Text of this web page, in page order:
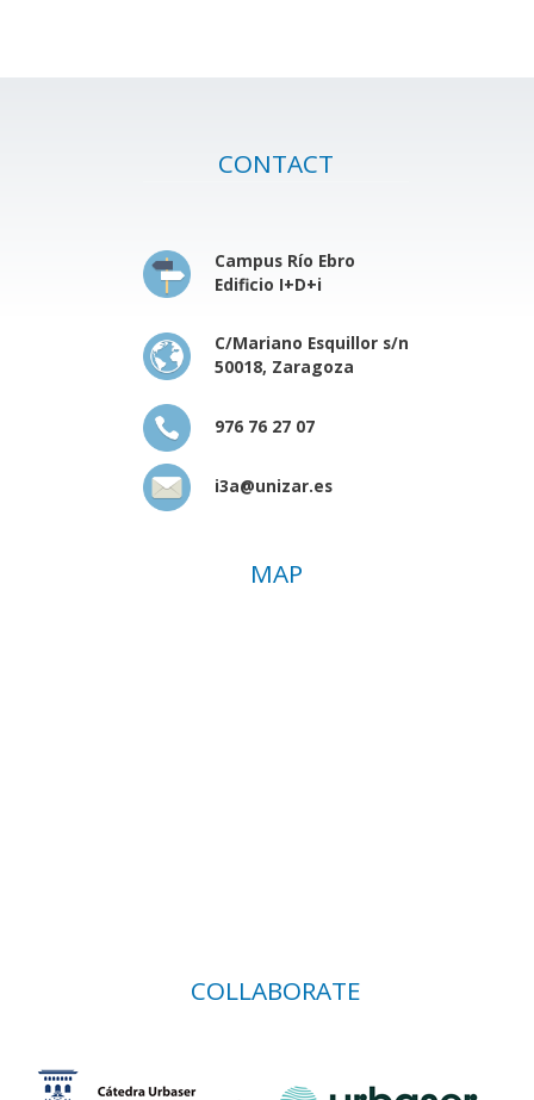
CONTACT
Campus Río Ebro
Edificio I+D+i
C/Mariano Esquillor s/n
50018, Zaragoza
976 76 27 07
i3a@unizar.es
MAP
COLLABORATE